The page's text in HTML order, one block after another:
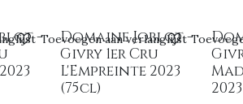
-
Domaine Joblot -
Givry 1er Cru
L'Empreinte 2023
(75cl)
Toevoegen aan verlanglijst